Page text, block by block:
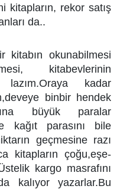
kitapların, rekor satış
da..
kitabın okunabilmesi
kitabevlerinin
lazım.Oraya kadar
binbir hendek
büyük paralar
kağıt parasını bile
geçmesine razı
kitapların çoğu,eşe-
kargo masrafını
kalıyor yazarlar.Bu